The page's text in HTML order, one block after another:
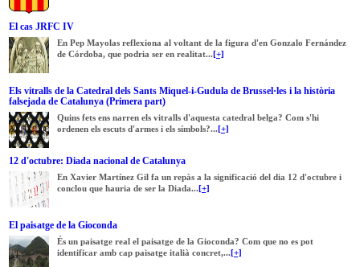
El cas JRFC IV
En Pep Mayolas reflexiona al voltant de la figura d'en Gonzalo Fernández
de Córdoba, que podria ser en realitat...[+]
Els vitralls de la Catedral dels Sants Miquel-i-Gudula de Brussel·les i la història
falsejada de Catalunya (Primera part)
Quins fets ens narren els vitralls d'aquesta catedral belga? Com s'hi
ordenen els escuts d'armes i els símbols?...[+]
12 d'octubre: Diada nacional de Catalunya
En Xavier Martínez Gil fa un repàs a la significació del dia 12 d'octubre i
conclou que hauria de ser la Diada...[+]
El paisatge de la Gioconda
És un paisatge real el paisatge de la Gioconda? Com que no es pot
identificar amb cap paisatge italià concret,...[+]